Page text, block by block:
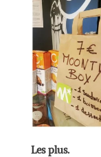
Les plus.